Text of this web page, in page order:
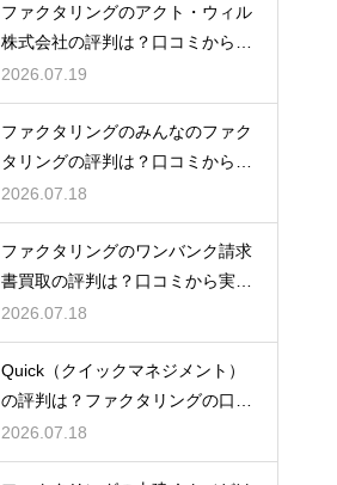
ファクタリングのアクト・ウィル
株式会社の評判は？口コミから実
態を徹底解説
2026.07.19
ファクタリングのみんなのファク
タリングの評判は？口コミから実
態を徹底解説
2026.07.18
ファクタリングのワンバンク請求
書買取の評判は？口コミから実態
を徹底解説
2026.07.18
Quick（クイックマネジメント）
の評判は？ファクタリングの口コ
ミ検証
2026.07.18